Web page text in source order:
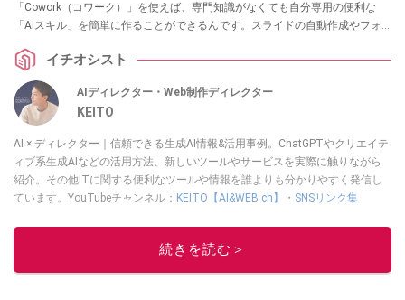
「Cowork（コワーク）」を使えば、専門知識がなくても自分専用の便利な
「AIスキル」を簡単に作ることができるんです。スライドの自動作成やフォ
とめたので、ぜひチェックしてみてください。
イチオシスト
AIディレクター・Web制作ディレクター
KEITO
AI × ディレクター｜信頼できる生成AI情報&活用事例。ChatGPTやクリエイテ
ィブ系生成AIなどの活用方法、新しいツールやサービスを実際に触りながら
紹介。その他ITに関する便利なツールや情報を誰よりも分かりやすく発信し
ています。YouTubeチャンネル： KEITO【AI&WEB ch】 ・ SNSリンク集
このイチオシストの他の記事を読む
続きを読む＞